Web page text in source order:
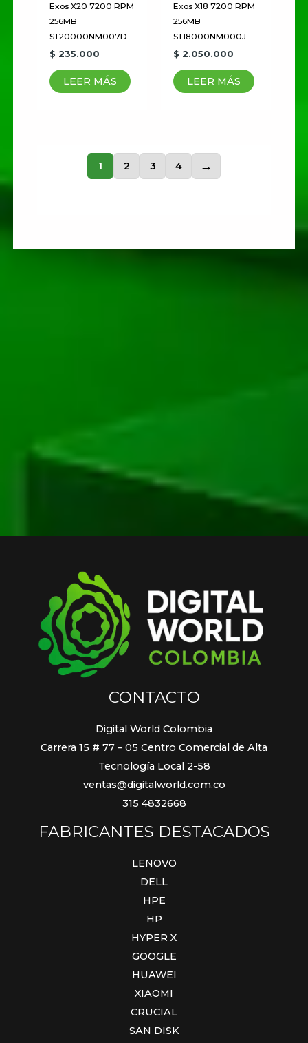
Exos X20 7200 RPM
256MB
ST20000NM007D
$ 235.000
LEER MÁS
Exos X18 7200 RPM
256MB
ST18000NM000J
$ 2.050.000
LEER MÁS
1 2 3 4 →
CONTACTO
Digital World Colombia
Carrera 15 # 77 – 05 Centro Comercial de Alta
Tecnología Local 2-58
ventas@digitalworld.com.co
315 4832668
FABRICANTES DESTACADOS
LENOVO
DELL
HPE
HP
HYPER X
GOOGLE
HUAWEI
XIAOMI
CRUCIAL
SAN DISK